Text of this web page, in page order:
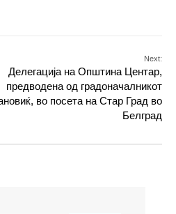
Next:
Делегација на Општина Центар,
предводена од градоначалникот
во посета на Стар Град во
Белград